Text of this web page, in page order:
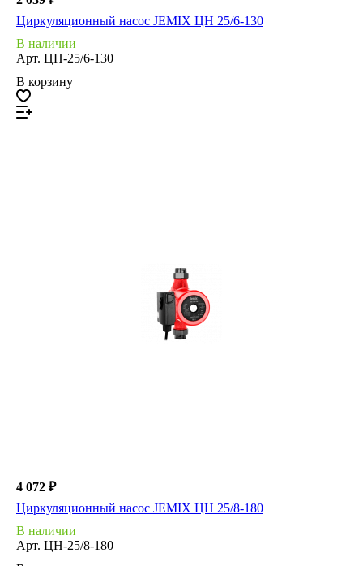
Циркуляционный насос JEMIX ЦН 25/6-130
В наличии
Арт. ЦН-25/6-130
В корзину
4 072 ₽
Циркуляционный насос JEMIX ЦН 25/8-180
В наличии
Арт. ЦН-25/8-180